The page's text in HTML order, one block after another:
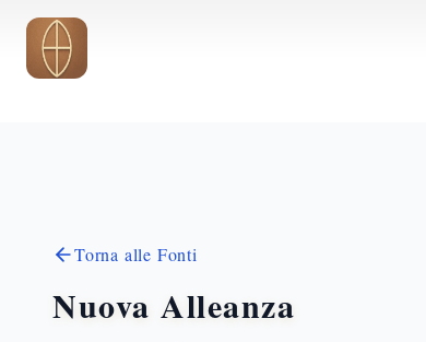
Vai al contenuto principale
Torna alle Fonti
Nuova Alleanza